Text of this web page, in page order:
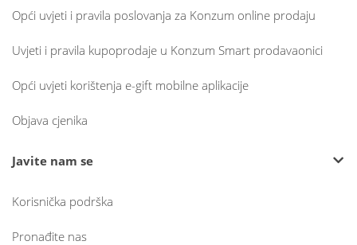
Opći uvjeti i pravila poslovanja za Konzum online prodaju
Uvjeti i pravila kupoprodaje u Konzum Smart prodavaonici
Opći uvjeti korištenja e-gift mobilne aplikacije
Objava cjenika
Javite nam se
Korisnička podrška
Pronađite nas